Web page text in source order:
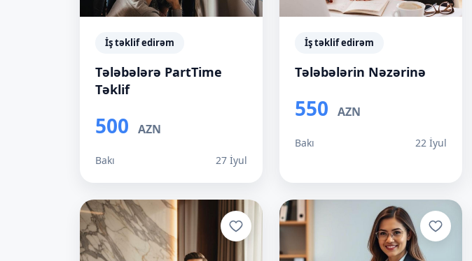
İş təklif edirəm
Tələbələrə PartTime
Təklif
500 AZN
Bakı 27 İyul
İş təklif edirəm
Tələbələrin Nəzərinə
550 AZN
Bakı 22 İyul